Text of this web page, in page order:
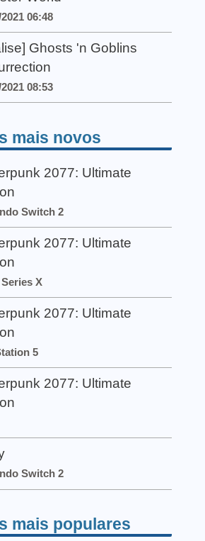
06:48
Ghosts 'n Goblins
08:53
mais novos
2077: Ultimate
Switch 2
2077: Ultimate
X
2077: Ultimate
5
2077: Ultimate
Switch 2
mais populares